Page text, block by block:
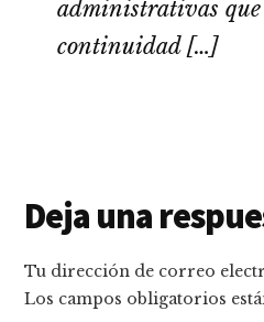
administrativas
continuidad […]
Interacciones
con
los
Deja una
Tu dirección de correo
Los campos obligatorios